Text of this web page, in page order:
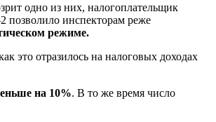
одно из них, налогоплательщик
позволило инспекторам реже
режиме.
это отразилось на налоговых доходах
на 10%. В то же время число